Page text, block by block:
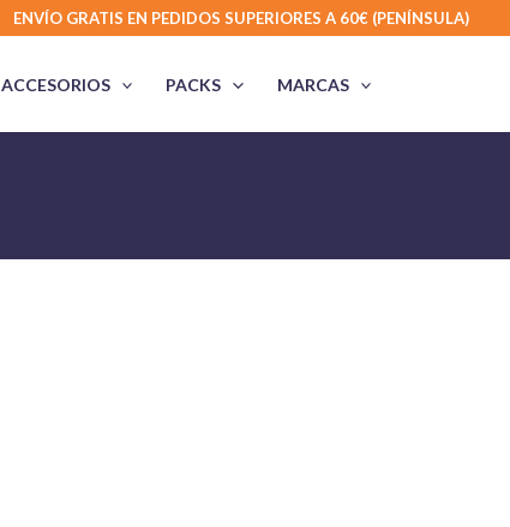
ENVÍO GRATIS EN PEDIDOS SUPERIORES A 60€ (PENÍNSULA)
ACCESORIOS PACKS MARCAS